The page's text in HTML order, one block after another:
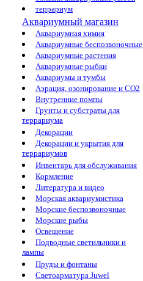
террариум
Аквариумный магазин
Аквариумная химия
Аквариумные беспозвоночные
Аквариумные растения
Аквариумные рыбки
Аквариумы и тумбы
Аэрация, озонирование и CO2
Внутренние помпы
Грунты и субстраты для
террариума
Декорации
Декорации и укрытия для
террариумов
Инвентарь для обслуживания
Кормление
Литература и видео
Морская аквариумистика
Морские беспозвоночные
Морские рыбы
Освещение
Подводные светильники и
лампы
Пруды и фонтаны
Светоарматура Juwel